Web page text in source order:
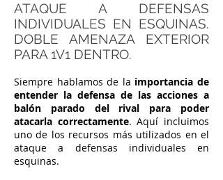
ATAQUE A DEFENSAS
INDIVIDUALES EN ESQUINAS.
DOBLE AMENAZA EXTERIOR
PARA 1V1 DENTRO.
Siempre hablamos de la importancia de
entender la defensa de las acciones a
balón parado del rival para poder
atacarla correctamente. Aquí incluimos
uno de los recursos más utilizados en el
ataque a defensas individuales en
esquinas.